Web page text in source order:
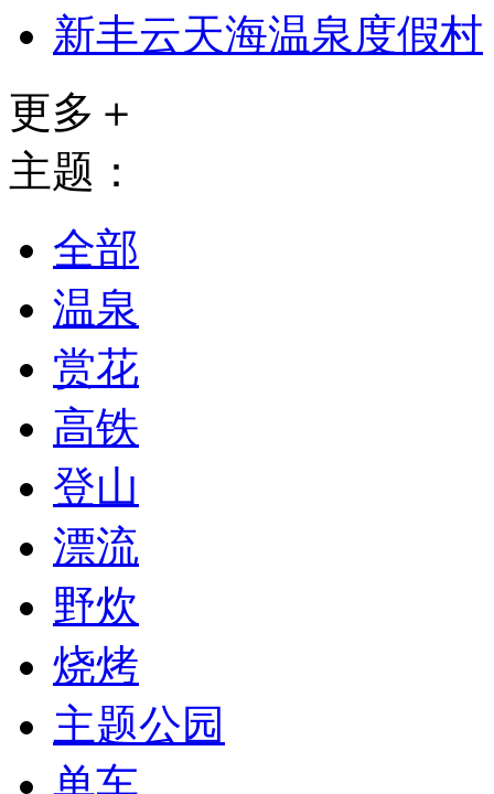
新丰云天海温泉度假村
更多＋
主题：
全部
温泉
赏花
高铁
登山
漂流
野炊
烧烤
主题公园